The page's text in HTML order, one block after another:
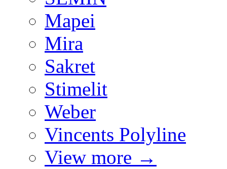
Mapei
Mira
Sakret
Stimelit
Weber
Vincents Polyline
View more →